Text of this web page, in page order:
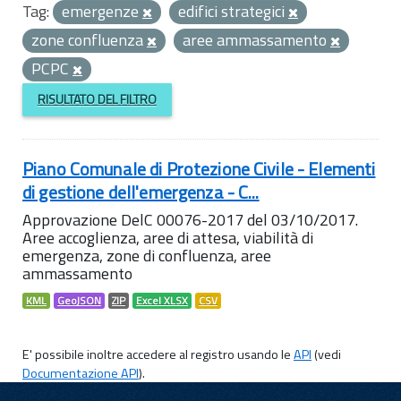
Tag: emergenze
edifici strategici
zone confluenza
aree ammassamento
PCPC
RISULTATO DEL FILTRO
Piano Comunale di Protezione Civile - Elementi
di gestione dell'emergenza - C...
Approvazione DelC 00076-2017 del 03/10/2017.
Aree accoglienza, aree di attesa, viabilità di
emergenza, zone di confluenza, aree
ammassamento
KML GeoJSON ZIP Excel XLSX CSV
E' possibile inoltre accedere al registro usando leAPI(vedi
Documentazione API).